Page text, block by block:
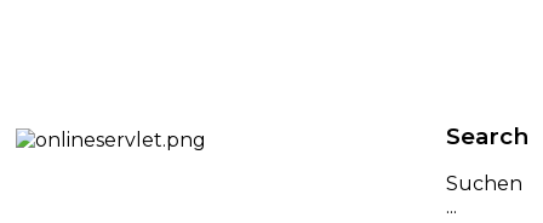
Search
Suchen
...